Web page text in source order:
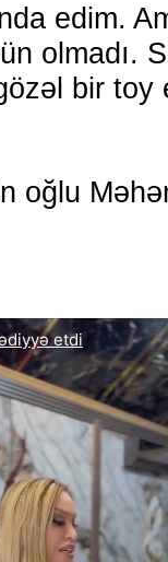
edim.
olmadı.
bir toy
oğlu